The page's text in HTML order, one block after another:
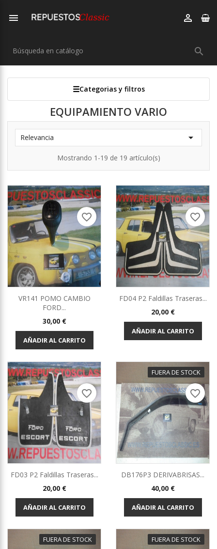
 

Categorias y filtros
EQUIPAMIENTO VARIO
Relevancia 
Mostrando 1-19 de 19 artículo(s)
VR141 POMO CAMBIO
FORD...
Precio
30,00 €
AÑADIR AL CARRITO
favorite_border
FD04 P2 Faldillas Traseras...
Precio
20,00 €
AÑADIR AL CARRITO
favorite_border
FD03 P2 Faldillas Traseras...
Precio
20,00 €
AÑADIR AL CARRITO
favorite_border
FUERA DE STOCK
DB176P3 DERIVABRISAS...
Precio
40,00 €
AÑADIR AL CARRITO
favorite_border
FUERA DE STOCK FUERA DE STOCK